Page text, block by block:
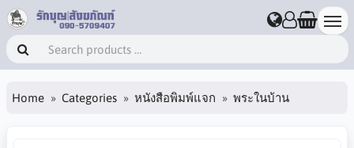
Home Categories หนังสือพิมพ์แจก พระในบ้าน